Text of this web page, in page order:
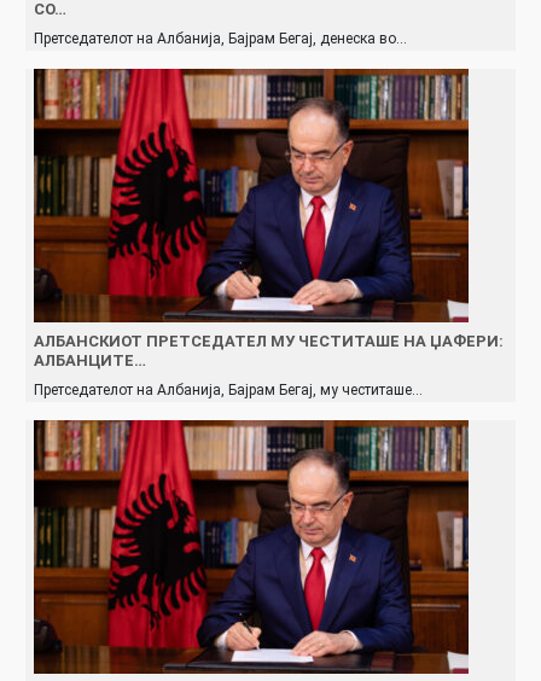
СО…
Претседателот на Албанија, Бајрам Бегај, денеска во…
АЛБАНСКИОТ ПРЕТСЕДАТЕЛ МУ ЧЕСТИТАШЕ НА ЏАФЕРИ:
АЛБАНЦИТЕ…
Претседателот на Албанија, Бајрам Бегај, му честиташе…